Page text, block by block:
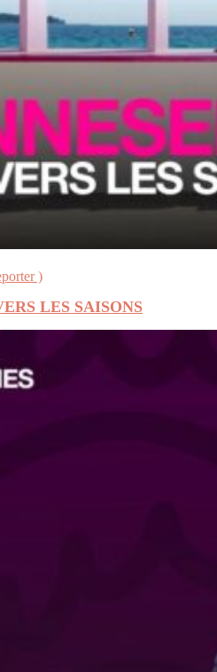
)
LES SAISONS